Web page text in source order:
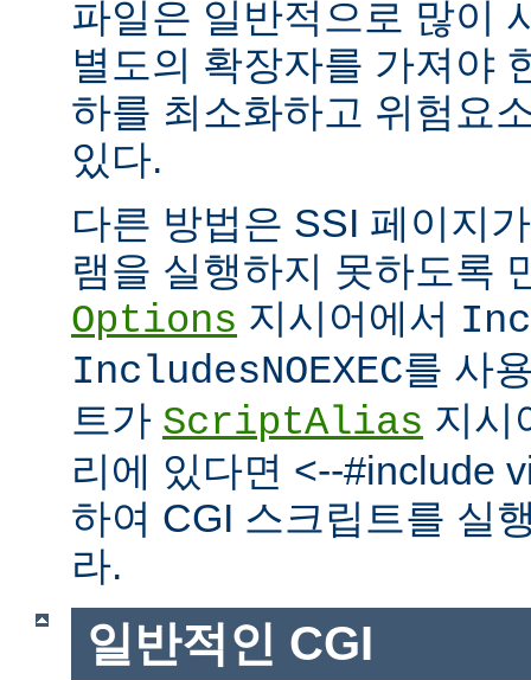
파일은 일반적으로 많이
별도의 확장자를 가져야
하를 최소화하고 위험요
있다.
다른 방법은 SSI 페이지
램을 실행하지 못하도록
Options 지시어에서
IncludesNOEXEC를 사
트가 ScriptAlias 지시
리에 있다면 <--#include
하여 CGI 스크립트를 실
라.
일반적인 CGI